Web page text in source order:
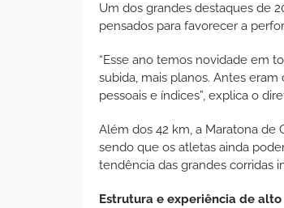
Um dos grandes destaques de
pensados para favorecer a
“Esse ano temos novidade em
subida, mais planos. Antes
pessoais e índices”, explica o
Além dos 42 km, a Maratona de
sendo que os atletas ainda
tendência das grandes corridas
Estrutura e experiência de